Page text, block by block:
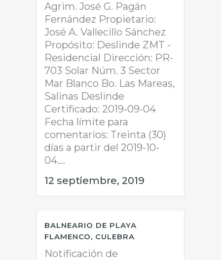
Agrim. José G. Pagán
Fernández Propietario:
José A. Vallecillo Sánchez
Propósito: Deslinde ZMT -
Residencial Dirección: PR-
703 Solar Núm. 3 Sector
Mar Blanco Bo. Las Mareas,
Salinas Deslinde
Certificado: 2019-09-04
Fecha límite para
comentarios: Treinta (30)
días a partir del 2019-10-
04....
12 septiembre, 2019
BALNEARIO DE PLAYA
FLAMENCO, CULEBRA
Notificación de